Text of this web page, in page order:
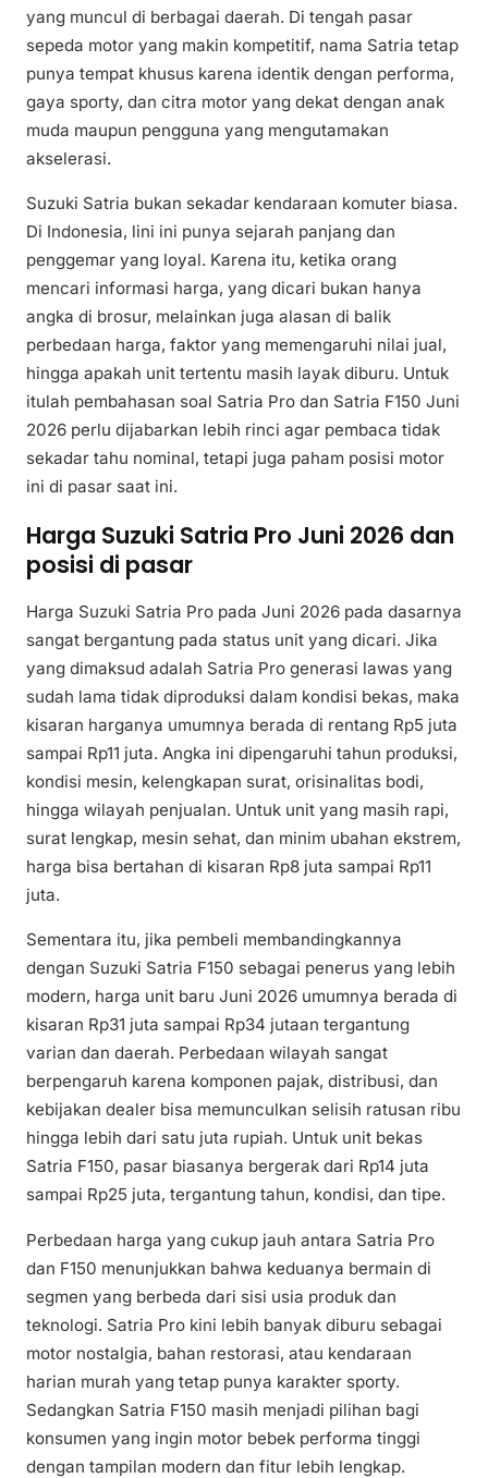
yang muncul di berbagai daerah. Di tengah pasar
sepeda motor yang makin kompetitif, nama Satria tetap
punya tempat khusus karena identik dengan performa,
gaya sporty, dan citra motor yang dekat dengan anak
muda maupun pengguna yang mengutamakan
akselerasi.
Suzuki Satria bukan sekadar kendaraan komuter biasa.
Di Indonesia, lini ini punya sejarah panjang dan
penggemar yang loyal. Karena itu, ketika orang
mencari informasi harga, yang dicari bukan hanya
angka di brosur, melainkan juga alasan di balik
perbedaan harga, faktor yang memengaruhi nilai jual,
hingga apakah unit tertentu masih layak diburu. Untuk
itulah pembahasan soal Satria Pro dan Satria F150 Juni
2026 perlu dijabarkan lebih rinci agar pembaca tidak
sekadar tahu nominal, tetapi juga paham posisi motor
ini di pasar saat ini.
Harga Suzuki Satria Pro Juni 2026 dan
posisi di pasar
Harga Suzuki Satria Pro pada Juni 2026 pada dasarnya
sangat bergantung pada status unit yang dicari. Jika
yang dimaksud adalah Satria Pro generasi lawas yang
sudah lama tidak diproduksi dalam kondisi bekas, maka
kisaran harganya umumnya berada di rentang Rp5 juta
sampai Rp11 juta. Angka ini dipengaruhi tahun produksi,
kondisi mesin, kelengkapan surat, orisinalitas bodi,
hingga wilayah penjualan. Untuk unit yang masih rapi,
surat lengkap, mesin sehat, dan minim ubahan ekstrem,
harga bisa bertahan di kisaran Rp8 juta sampai Rp11
juta.
Sementara itu, jika pembeli membandingkannya
dengan Suzuki Satria F150 sebagai penerus yang lebih
modern, harga unit baru Juni 2026 umumnya berada di
kisaran Rp31 juta sampai Rp34 jutaan tergantung
varian dan daerah. Perbedaan wilayah sangat
berpengaruh karena komponen pajak, distribusi, dan
kebijakan dealer bisa memunculkan selisih ratusan ribu
hingga lebih dari satu juta rupiah. Untuk unit bekas
Satria F150, pasar biasanya bergerak dari Rp14 juta
sampai Rp25 juta, tergantung tahun, kondisi, dan tipe.
Perbedaan harga yang cukup jauh antara Satria Pro
dan F150 menunjukkan bahwa keduanya bermain di
segmen yang berbeda dari sisi usia produk dan
teknologi. Satria Pro kini lebih banyak diburu sebagai
motor nostalgia, bahan restorasi, atau kendaraan
harian murah yang tetap punya karakter sporty.
Sedangkan Satria F150 masih menjadi pilihan bagi
konsumen yang ingin motor bebek performa tinggi
dengan tampilan modern dan fitur lebih lengkap.